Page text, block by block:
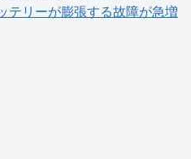
リーが膨張する故障が急増